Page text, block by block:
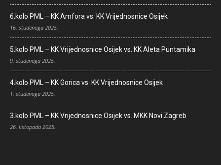
6.kolo PML – KK Amfora vs. KK Vrijednosnice Osijek
16. studenoga 2025.
5.kolo PML – KK Vrijednosnice Osijek vs. KK Aleta Puntamika
9. studenoga 2025.
4.kolo PML – KK Gorica vs. KK Vrijednosnice Osijek
1. studenoga 2025.
3.kolo PML – KK Vrijednosnice Osijek vs. MKK Novi Zagreb
26. listopada 2025.